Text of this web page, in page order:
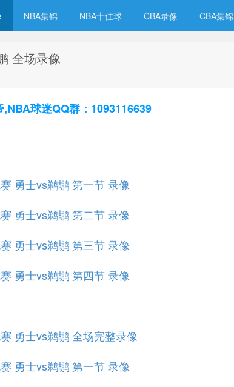
NBA集锦 NBA十佳球 CBA录像 CBA集锦
全场录像
球迷QQ群：1093116639
勇士vs鹈鹕 第一节 录像
勇士vs鹈鹕 第二节 录像
勇士vs鹈鹕 第三节 录像
勇士vs鹈鹕 第四节 录像
勇士vs鹈鹕 全场完整录像
勇士vs鹈鹕 第一节 录像